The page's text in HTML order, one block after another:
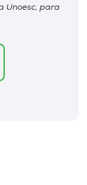
Unoesc, para